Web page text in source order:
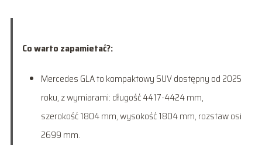
Co warto zapamietać?:
Mercedes GLA to kompaktowy SUV dostępny od 2025
roku, z wymiarami: długość 4417-4424 mm,
szerokość 1804 mm, wysokość 1804 mm, rozstaw osi
2699 mm.